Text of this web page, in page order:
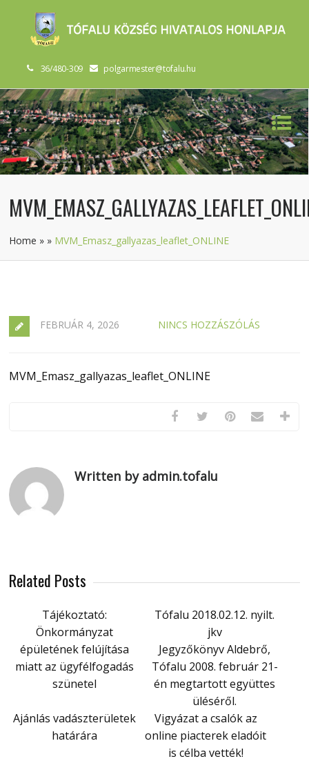
36/480-309 polgarmester@tofalu.hu
Home » » MVM_Emasz_gallyazas_leaflet_ONLINE
FEBRUÁR 4, 2026 NINCS HOZZÁSZÓLÁS
MVM_Emasz_gallyazas_leaflet_ONLINE
Written by admin.tofalu
Related Posts
Tájékoztató:
Önkormányzat
épületének felújítása
miatt az ügyfélfogadás
szünetel
Tófalu 2018.02.12. nyilt.
jkv
Jegyzőkönyv Aldebrő,
Tófalu 2008. február 21-
én megtartott együttes
üléséről.
Ajánlás vadászterületek
határára
Vigyázat a csalók az
online piacterek eladóit
is célba vették!